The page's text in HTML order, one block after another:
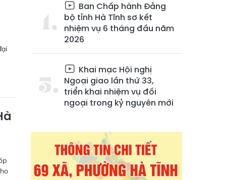
Ban Chấp hành Đảng
bộ tỉnh Hà Tĩnh sơ kết
nhiệm vụ 6 tháng đầu năm
2026
Khai mạc Hội nghị
Ngoại giao lần thứ 33,
triển khai nhiệm vụ đối
ngoại trong kỷ nguyên mới